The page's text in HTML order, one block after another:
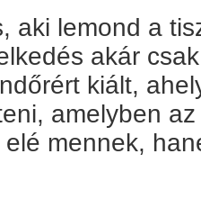
aki lemond a
akár
kiált,
amelyben
mennek,